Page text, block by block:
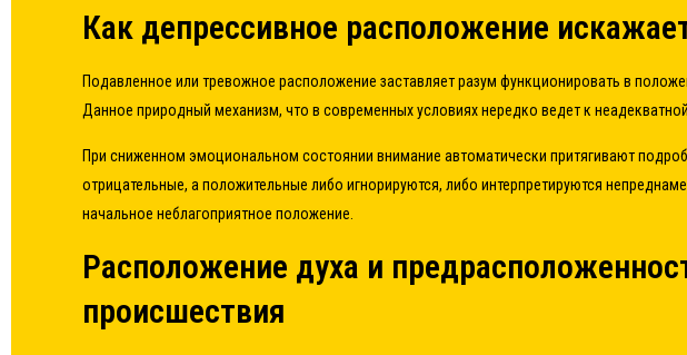
Как депрессивное расположение
Подавленное или тревожное расположение заставляет разум функционировать в
Данное природный механизм, что в современных условиях нередко ведет к
При сниженном эмоциональном состоянии внимание автоматически притягивают
отрицательные, а положительные либо игнорируются, либо интерпретируются
начальное неблагоприятное положение.
Расположение духа и
происшествия